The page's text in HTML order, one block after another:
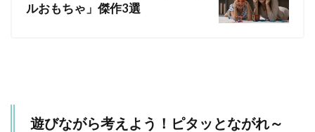
ルおもちゃ」傑作3選
遊びながら考えよう！ピタッとながれ～